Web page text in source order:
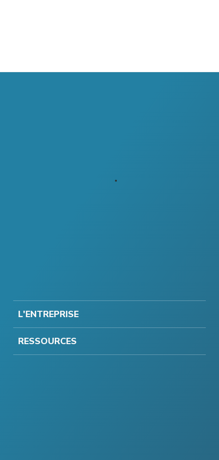
L'ENTREPRISE
RESSOURCES